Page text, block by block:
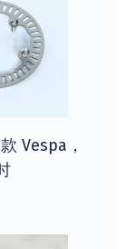
Vespa，